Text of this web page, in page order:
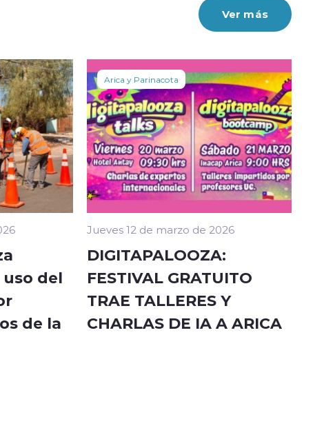
Ver más
del
de la
Arica y Parinacota
Jueves 12 de marzo de 2026
DIGITAPALOOZA:
FESTIVAL GRATUITO
TRAE TALLERES Y
CHARLAS DE IA A ARICA